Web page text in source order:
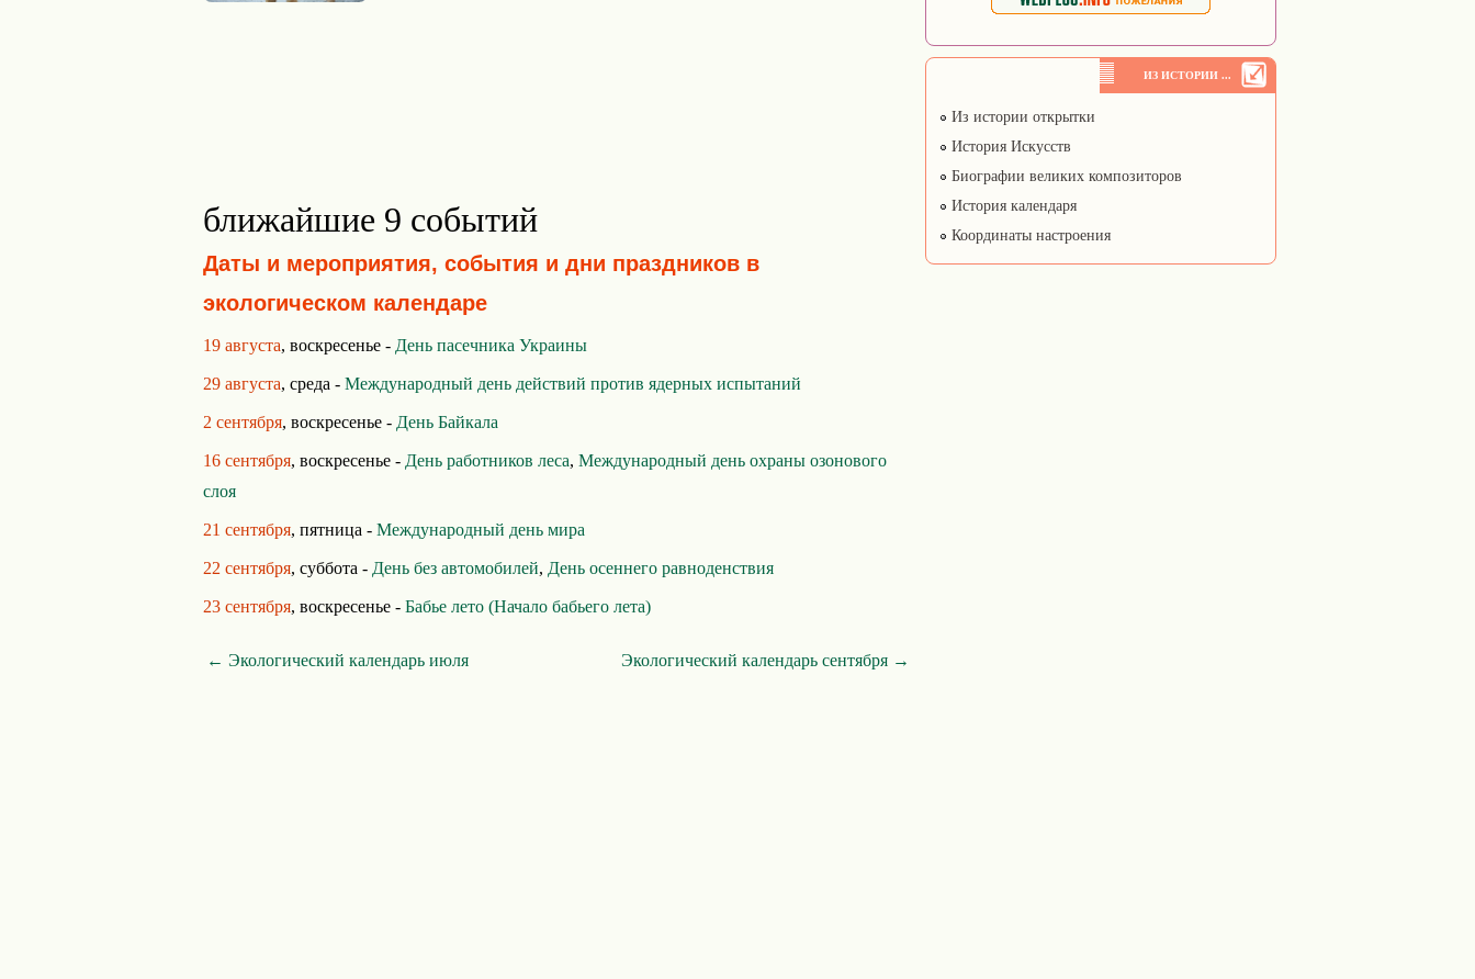
ближайшие 9 событий
Даты и мероприятия, события и дни праздников в
экологическом календаре
19 августа, воскресенье - День пасечника Украины
29 августа, среда - Международный день действий против ядерных испытаний
2 сентября, воскресенье - День Байкала
16 сентября, воскресенье - День работников леса, Международный день охраны озонового
слоя
21 сентября, пятница - Международный день мира
22 сентября, суббота - День без автомобилей, День осеннего равноденствия
23 сентября, воскресенье - Бабье лето (Начало бабьего лета)
← Экологический календарь июля Экологический календарь сентября →
ИЗ ИСТОРИИ ...
Из истории открытки
История Искусств
Биографии великих композиторов
История календаря
Координаты настроения